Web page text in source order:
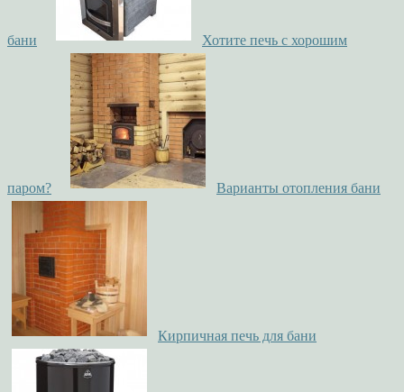
бани Хотите печь с хорошим
паром? Варианты отопления бани
Кирпичная печь для бани